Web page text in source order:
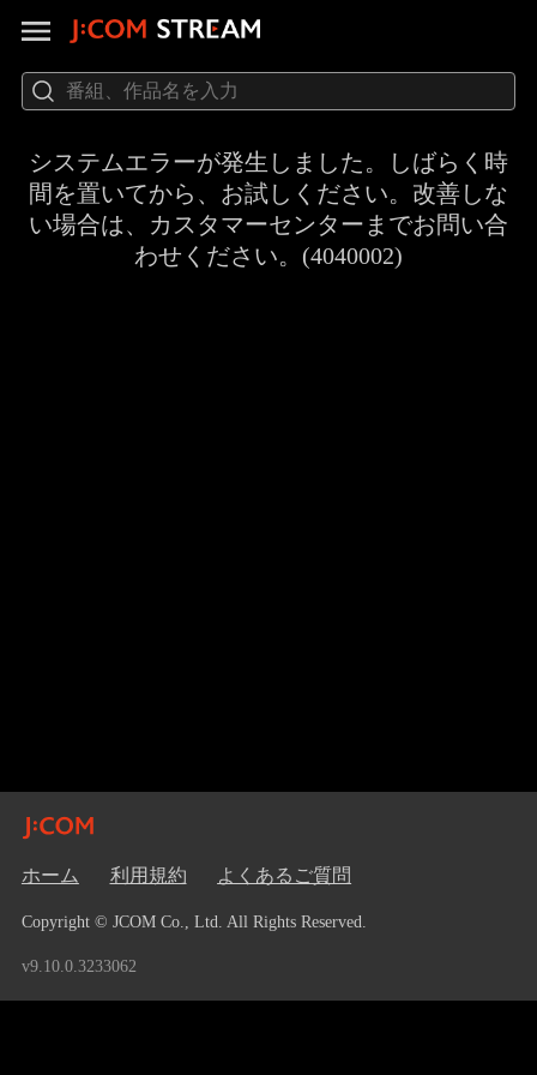
システムエラーが発生しました。しばらく時
間を置いてから、お試しください。改善しな
い場合は、カスタマーセンターまでお問い合
わせください。(4040002)
ホーム 利用規約 よくあるご質問
Copyright © JCOM Co., Ltd. All Rights Reserved.
v9.10.0.3233062